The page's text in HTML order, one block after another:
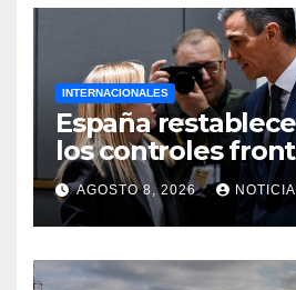
INTERNACIONALES
España
los controles
Italia tras el
a retirar las
AGOSTO 8, 2026